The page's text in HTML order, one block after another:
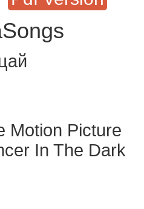
Motion Picture
In The Dark